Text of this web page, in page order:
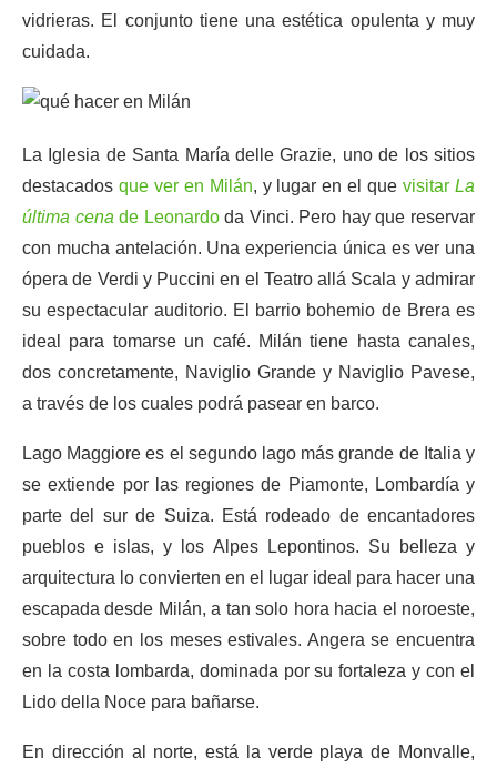
vidrieras. El conjunto tiene una estética opulenta y muy
cuidada.
La Iglesia de Santa María delle Grazie, uno de los sitios
destacados que ver en Milán, y lugar en el quevisitarLa
última cena de Leonardoda Vinci. Pero hay que reservar
con mucha antelación. Una experiencia única es ver una
ópera de Verdi y Puccini en el Teatro allá Scala y admirar
su espectacular auditorio. El barrio bohemio de Brera es
ideal para tomarse un café. Milán tiene hasta canales,
dos concretamente, Naviglio Grande y Naviglio Pavese,
a través de los cuales podrá pasear en barco.
Lago Maggiore es el segundo lago más grande de Italia y
se extiende por las regiones de Piamonte, Lombardía y
parte del sur de Suiza. Está rodeado de encantadores
pueblos e islas, y los Alpes Lepontinos. Su belleza y
arquitectura lo convierten en el lugar ideal para hacer una
escapada desde Milán, a tan solo hora hacia el noroeste,
sobre todo en los meses estivales. Angera se encuentra
en la costa lombarda, dominada por su fortaleza y con el
Lido della Noce para bañarse.
En dirección al norte, está la verde playa de Monvalle,